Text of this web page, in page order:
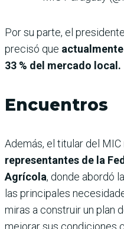
Por su parte, el
precisó que
33 % del mercado local.
Encuentros
Además, el titular del MIC
representantes de la
Agrícola, donde abordó
las principales
miras a construir un plan
mejorar sus condiciones